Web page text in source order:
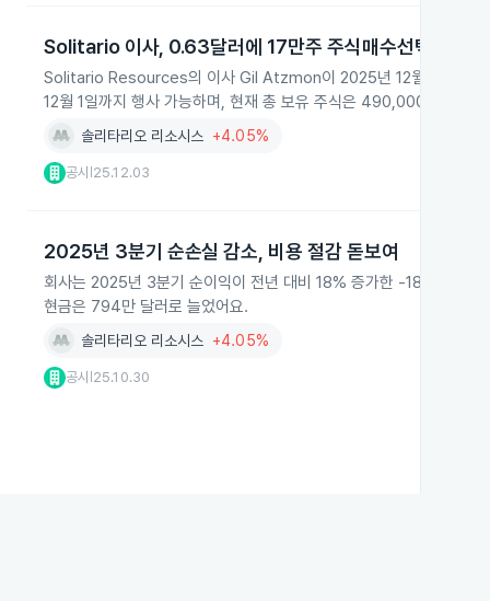
Solitario 이사, 0.63달러에 17만주 주식매수선택권 확보
Solitario Resources의 이사 Gil Atzmon이 2025년 12월 2일에
12월 1일까지 행사 가능하며, 현재 총 보유 주식은 490,000주입니다.
솔리타리오 리소시스 +4.05%
공시 25.12.03
2025년 3분기 순손실 감소, 비용 절감 돋보여
회사는 2025년 3분기 순이익이 전년 대비 18% 증가한 -187만 달러
현금은 794만 달러로 늘었어요.
솔리타리오 리소시스 +4.05%
공시 25.10.30